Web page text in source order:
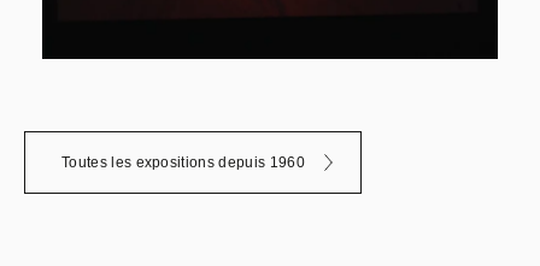
Toutes les expositions depuis 1960